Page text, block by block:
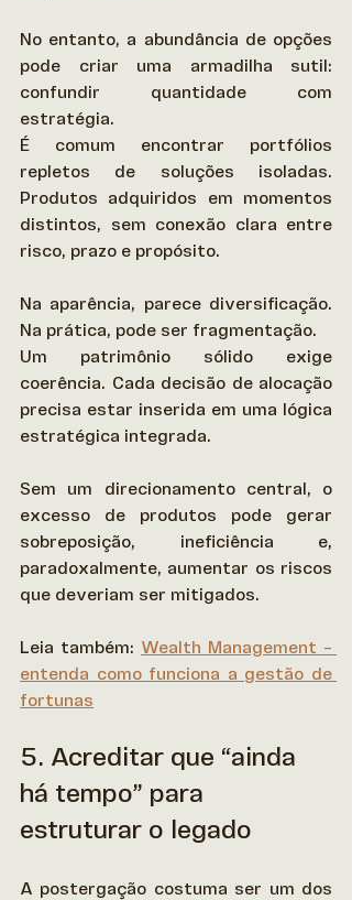
No entanto, a abundância de opções
pode criar uma armadilha sutil:
confundir quantidade com
estratégia.
É comum encontrar portfólios
repletos de soluções isoladas.
Produtos adquiridos em momentos
distintos, sem conexão clara entre
risco, prazo e propósito.
Na aparência, parece diversificação.
Na prática, pode ser fragmentação.
Um patrimônio sólido exige
coerência. Cada decisão de alocação
precisa estar inserida em uma lógica
estratégica integrada.
Sem um direcionamento central, o
excesso de produtos pode gerar
sobreposição, ineficiência e,
paradoxalmente, aumentar os riscos
que deveriam ser mitigados.
Leia também: Wealth Management –
entenda como funciona a gestão de
fortunas
5. Acreditar que “ainda
há tempo” para
estruturar o legado
A postergação costuma ser um dos